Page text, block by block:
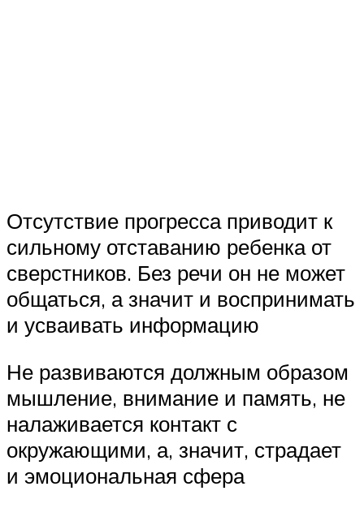
Отсутствие прогресса приводит к
сильному отставанию ребенка от
сверстников. Без речи он не может
общаться, а значит и воспринимать
и усваивать информацию
Не развиваются должным образом
мышление, внимание и память, не
налаживается контакт с
окружающими, а, значит, страдает
и эмоциональная сфера